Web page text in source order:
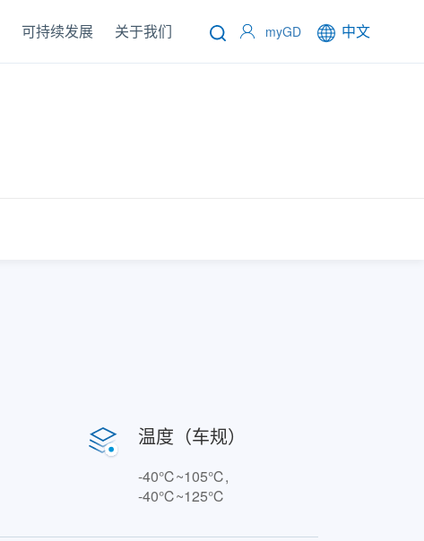
可持续发展 关于我们 myGD 中文
温度（车规）
-40℃~105℃,
-40℃~125℃